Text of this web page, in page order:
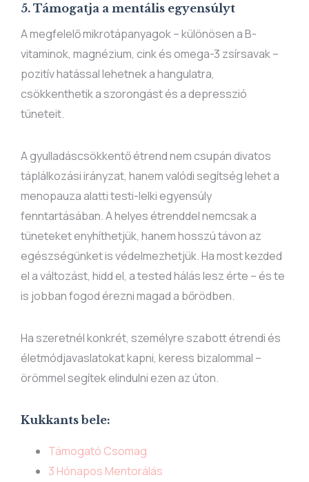
5. Támogatja a mentális egyensúlyt
A megfelelő mikrotápanyagok – különösen a B-
vitaminok, magnézium, cink és omega-3 zsírsavak –
pozitív hatással lehetnek a hangulatra,
csökkenthetik a szorongást és a depresszió
tüneteit.
A gyulladáscsökkentő étrend nem csupán divatos
táplálkozási irányzat, hanem valódi segítség lehet a
menopauza alatti testi-lelki egyensúly
fenntartásában. A helyes étrenddel nemcsak a
tüneteket enyhíthetjük, hanem hosszú távon az
egészségünket is védelmezhetjük. Ha most kezded
el a változást, hidd el, a tested hálás lesz érte – és te
is jobban fogod érezni magad a bőrödben.
Ha szeretnél konkrét, személyre szabott étrendi és
életmódjavaslatokat kapni, keress bizalommal –
örömmel segítek elindulni ezen az úton.
Kukkants bele:
Támogató Csomag
3 Hónapos Mentorálás